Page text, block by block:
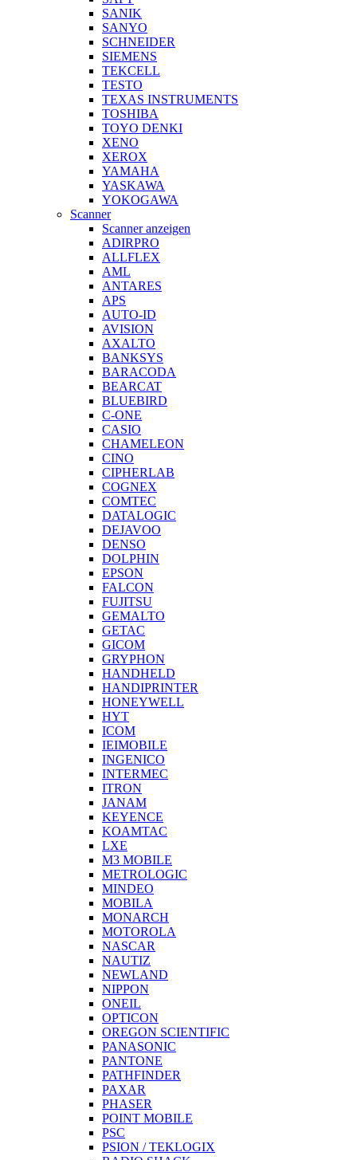
SANIK
SANYO
SCHNEIDER
SIEMENS
TEKCELL
TESTO
TEXAS INSTRUMENTS
TOSHIBA
TOYO DENKI
XENO
XEROX
YAMAHA
YASKAWA
YOKOGAWA
Scanner
Scanner anzeigen
ADIRPRO
ALLFLEX
AML
ANTARES
APS
AUTO-ID
AVISION
AXALTO
BANKSYS
BARACODA
BEARCAT
BLUEBIRD
C-ONE
CASIO
CHAMELEON
CINO
CIPHERLAB
COGNEX
COMTEC
DATALOGIC
DEJAVOO
DENSO
DOLPHIN
EPSON
FALCON
FUJITSU
GEMALTO
GETAC
GICOM
GRYPHON
HANDHELD
HANDIPRINTER
HONEYWELL
HYT
ICOM
IEIMOBILE
INGENICO
INTERMEC
ITRON
JANAM
KEYENCE
KOAMTAC
LXE
M3 MOBILE
METROLOGIC
MINDEO
MOBILA
MONARCH
MOTOROLA
NASCAR
NAUTIZ
NEWLAND
NIPPON
ONEIL
OPTICON
OREGON SCIENTIFIC
PANASONIC
PANTONE
PATHFINDER
PAXAR
PHASER
POINT MOBILE
PSC
PSION / TEKLOGIX